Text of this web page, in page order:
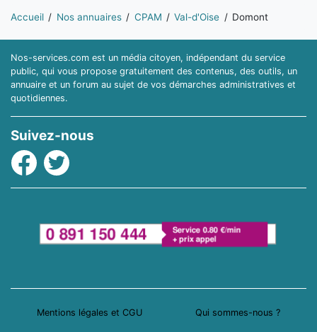
Vous êtes ici:
Accueil Nos annuaires CPAM Val-d'Oise Domont
Nos-services.com est un média citoyen, indépendant du service
public, qui vous propose gratuitement des contenus, des outils, un
annuaire et un forum au sujet de vos démarches administratives et
quotidiennes.
Suivez-nous
Facebook
Twitter
Mentions légales et CGU Qui sommes-nous ?